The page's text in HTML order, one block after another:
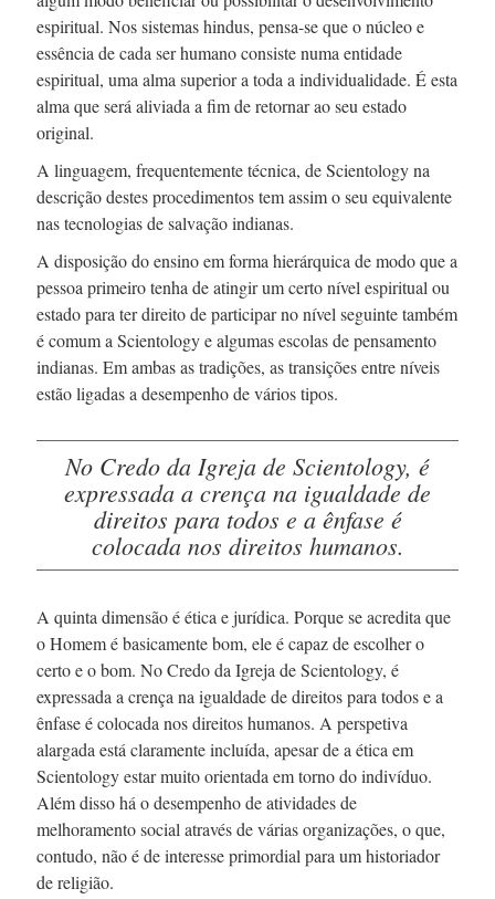
espiritual. Nos sistemas hindus, pensa-seque o núcleo e
essência de cada ser humano consiste numa entidade
espiritual, uma alma superior a toda a individualidade. É esta
alma que será aliviada a fim de retornar ao seu estado
original.
A linguagem, frequentemente técnica, de Scientology na
descrição destes procedimentos tem assim o seu equivalente
nas tecnologias de salvação indianas.
A disposição do ensino em forma hierárquica de modo que a
pessoa primeiro tenha de atingir um certo nível espiritual ou
estado para ter direito de participar no nível seguinte também
é comum a Scientology e algumas escolas de pensamento
indianas. Em ambas as tradições, as transições entre níveis
estão ligadas a desempenho de vários tipos.
No Credo da Igreja de Scientology, é
expressada a crença na igualdade de
direitos para todos e a ênfase é
colocada nos direitos humanos.
A quinta dimensão é ética e jurídica. Porque se acredita que
o Homem é basicamente bom, ele é capaz de escolher o
certo e o bom. No Credo da Igreja de Scientology, é
expressada a crença na igualdade de direitos para todos e a
ênfase é colocada nos direitos humanos. A perspetiva
alargada está claramente incluída, apesar de a ética em
Scientology estar muito orientada em torno do indivíduo.
Além disso há o desempenho de atividades de
melhoramento social através de várias organizações, o que,
contudo, não é de interesse primordial para um historiador
de religião.